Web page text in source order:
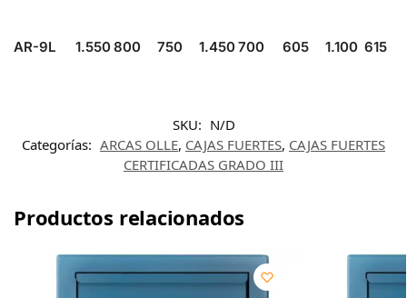
AR-9L 1.550800 750 1.450700 605 1.100 615
SKU: N/D
Categorías: ARCAS OLLE, CAJAS FUERTES, CAJAS FUERTES
CERTIFICADAS GRADO III
Productos relacionados